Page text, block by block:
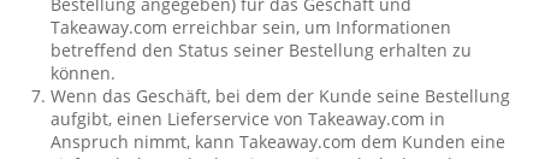
Takeaway.com erreichbar sein, um Informationen
betreffend den Status seiner Bestellung erhalten zu
können.
Wenn das Geschäft, bei dem der Kunde seine Bestellung
aufgibt, einen Lieferservice von Takeaway.com in
Anspruch nimmt, kann Takeaway.com dem Kunden eine